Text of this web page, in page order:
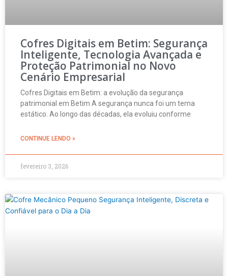
Cofres Digitais em Betim: Segurança
Inteligente, Tecnologia Avançada e
Proteção Patrimonial no Novo
Cenário Empresarial
Cofres Digitais em Betim: a evolução da segurança
patrimonial em Betim A segurança nunca foi um tema
estático. Ao longo das décadas, ela evoluiu conforme
CONTINUE LENDO »
fevereiro 3, 2026